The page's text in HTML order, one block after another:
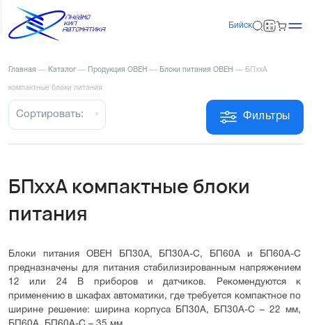
Бийск
Главная — Каталог — Продукция ОВЕН — Блоки питания ОВЕН — БПххА
компактные блоки питания
Фильтры
Сортировать:
БПххА компактные блоки
питания
Блоки питания ОВЕН БП30А, БП30А-С, БП60А и БП60А-С
предназначены для питания стабилизированным напряжением
12 или 24 В приборов и датчиков. Рекомендуются к
применению в шкафах автоматики, где требуется компактное по
ширине решение: ширина корпуса БП30А, БП30А-С – 22 мм,